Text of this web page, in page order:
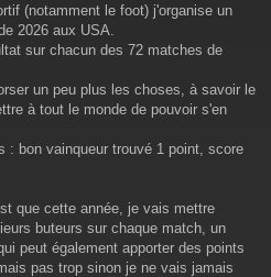
(notamment le foot) j'organise un
2026 aux USA.
sur chacun des 72 matches de
un peu plus les choses, à savoir le
à tout le monde de pouvoir s'en
: bon vainqueur trouvé 1 point, score
que cette année, je vais mettre
buteurs sur chaque match, un
peut également apporter des points
pas trop sinon je ne vais jamais